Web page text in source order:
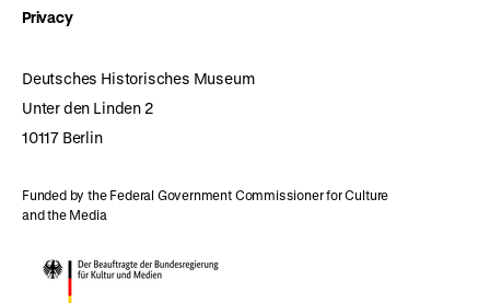
Privacy
Deutsches Historisches Museum
Unter den Linden 2
10117 Berlin
Funded by the Federal Government Commissioner for Culture
and the Media